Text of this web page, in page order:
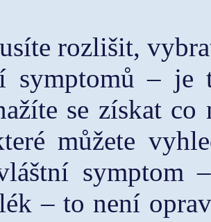
rozlišit,
symptomů – je
se získat
můžete
symptom
– to není